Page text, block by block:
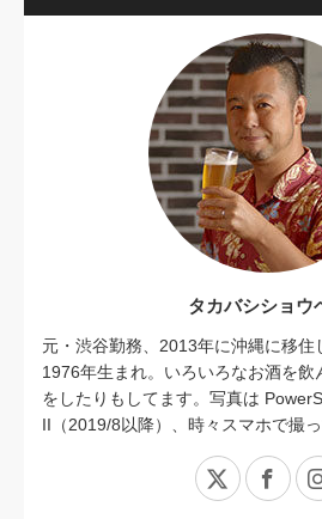
タカバシショウ
元・渋谷勤務、2013年に沖縄に移住
1976年生まれ。いろいろなお酒を飲
をしたりもしてます。写真は
II（2019/8以降）、時々スマホで撮っ
X